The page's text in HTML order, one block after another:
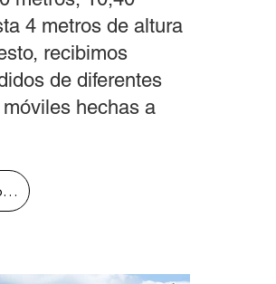
4 metros de altura
recibimos
de diferentes
hechas a
Solicite una cotización